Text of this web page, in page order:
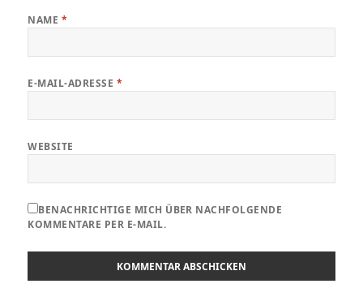
NAME *
E-MAIL-ADRESSE *
WEBSITE
BENACHRICHTIGE MICH ÜBER NACHFOLGENDE
KOMMENTARE PER E-MAIL.